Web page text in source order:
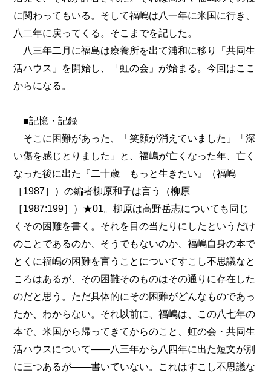
に関わってもいる。そして福嶋は八一年に米国に行き、
八二年に戻ってくる。そこまでを記した。
八三年二月に福島は療養所を出て浦和に移り「共同生
活ハウス」を開始し、「虹の会」が始まる。今回はここ
からになる。
■記憶・記録
そこに困難があった、「笑顔が消えていました」「深
い傷を感じとりました」と、福嶋が亡くなった年、亡く
なった後に出た『二十歳 もっと生きたい』（福嶋
［1987］）の編者柳原和子は言う（柳原
［1987:199］）★01。柳原は高野岳志についても同じ
くその困難を書く。それを目の当たりにしたというだけ
のことであるのか、そうでもないのか、福嶋自身の本で
とくに福嶋の困難を言うことについてすこし不思議なと
ころはあるが、その困難そのものはその通りに存在した
のだと思う。ただ具体的にその困難がどんなものであっ
たか、わからない。それ以前に、福嶋は、この八七年の
本で、米国から帰ってきてからのこと、虹の会・共同生
活ハウスについて――八三年から八四年に出た短文が別
に三つあるが――書いていない。これはすこし不思議な